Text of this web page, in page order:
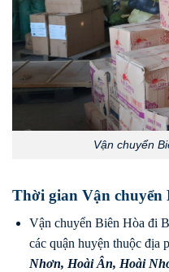
Vận chuyển
Thời gian Vận
Vận chuyển Biên Hòa đi
các quận huyện thuộc địa
Nhơn, Hoài Ân, Hoài